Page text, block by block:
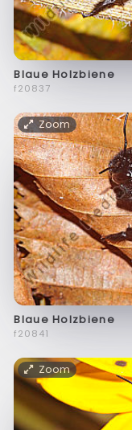
Blaue Holzbiene
f20837
Zoom
Blaue Holzbiene
f20841
Zoom